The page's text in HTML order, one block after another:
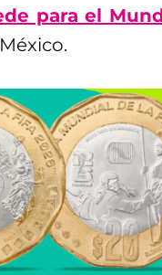
para el